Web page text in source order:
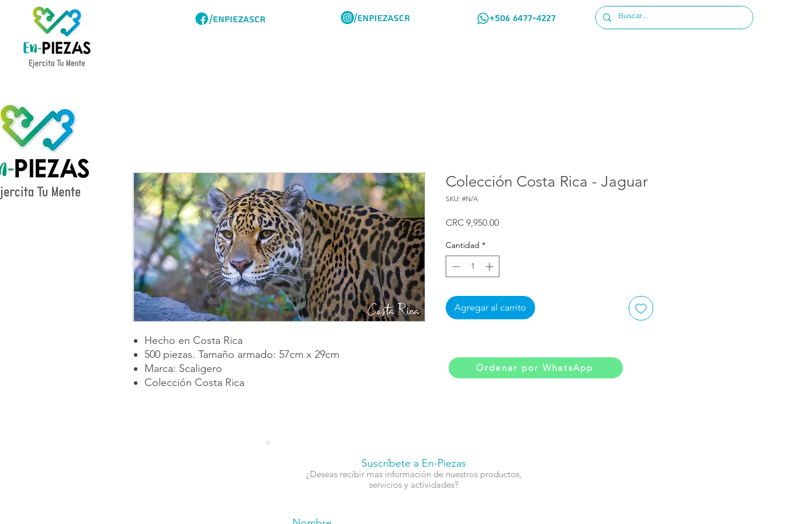
/ENPIEZASCR /ENPIEZASCR +506 6477-4227
Hecho en Costa Rica
500 piezas. Tamaño armado: 57cm x 29cm
Marca: Scaligero
Colección Costa Rica
Colección Costa Rica - Jaguar
SKU: #N/A
CRC 9,950.00Precio
Cantidad *
Agregar al carrito
Ordenar por WhatsApp
Suscríbete a En-Piezas
¿Deseas recibir mas información de nuestros productos,
servicios y actividades?